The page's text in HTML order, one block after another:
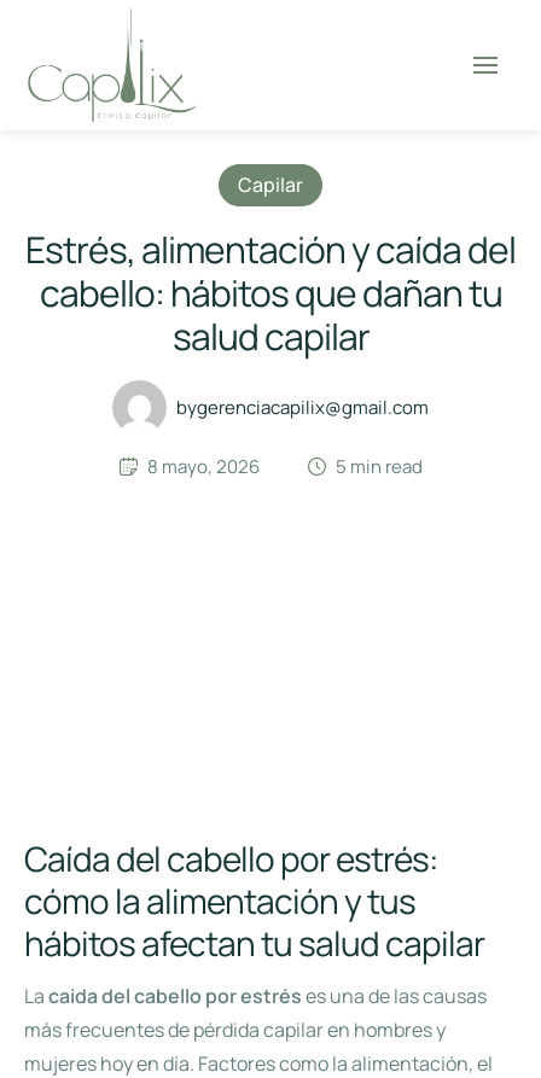
Capilar
Estrés, alimentación y caída del
cabello: hábitos que dañan tu
salud capilar
bygerenciacapilix@gmail.com
8 mayo, 2026 5 min read
Caída del cabello por estrés:
cómo la alimentación y tus
hábitos afectan tu salud capilar
Lacaída del cabello por estréses una de las causas
más frecuentes de pérdida capilar en hombres y
mujeres hoy en día. Factores como la alimentación, el